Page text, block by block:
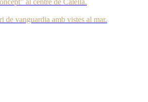
vanguardia amb vistes al mar.